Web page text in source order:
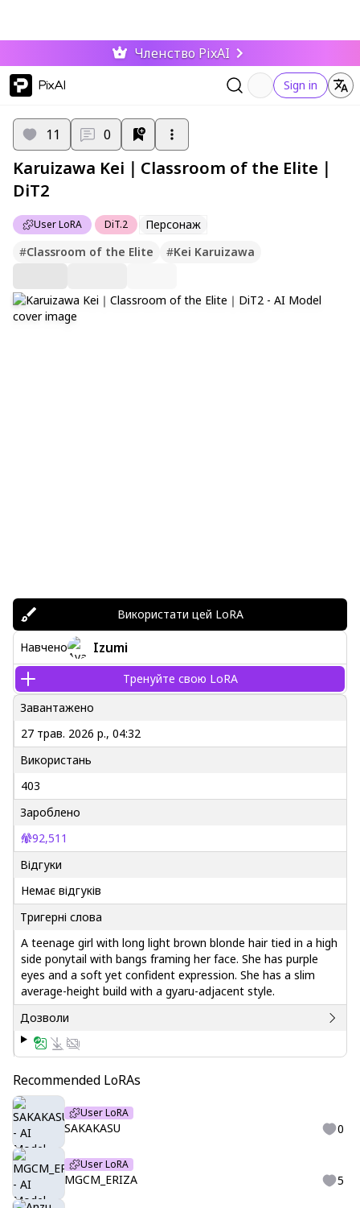
Членство PixAI
PixAI Sign in
User LoRA DiT.2 Персонаж
11 0
Karuizawa Kei｜Classroom of the Elite｜
DiT2
#Classroom of the Elite #Kei Karuizawa
Використати цей LoRA
Навчено Izumi
Тренуйте свою LoRA
Завантажено
27 трав. 2026 р., 04:32
Використань
403
Зароблено
92,511
Відгуки
Немає відгуків
Тригерні слова
A teenage girl with long light brown blonde hair tied in a high
side ponytail with bangs framing her face. She has purple
eyes and a soft yet confident expression. She has a slim
average-height build with a gyaru-adjacent style.
Дозволи
Recommended LoRAs
User LoRA
SAKAKASU 0
User LoRA
MGCM_ERIZA 5